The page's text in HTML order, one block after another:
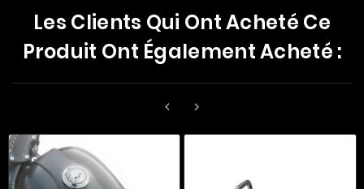
Les Clients Qui Ont Acheté Ce
Produit Ont Également Acheté :
 